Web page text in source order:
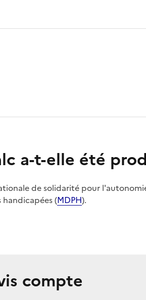
a-t-elle été
de solidarité pour
handicapées (MDPH).
compte